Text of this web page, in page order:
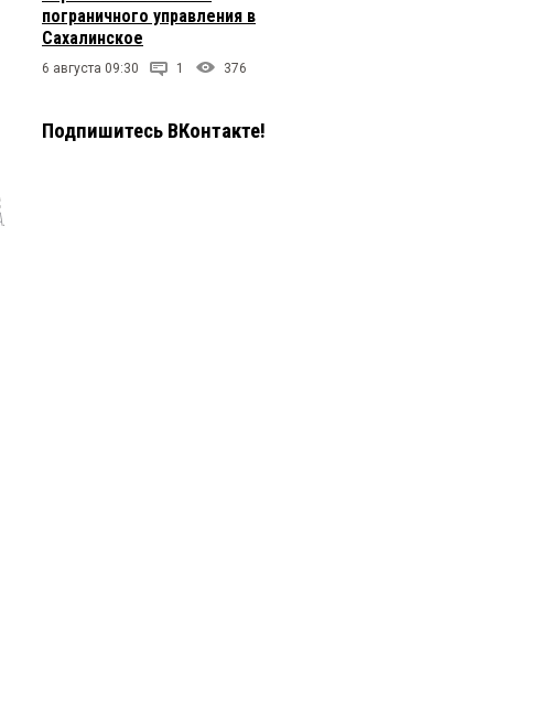
пограничного управления в
Сахалинское
6 августа 09:30 1 376
Подпишитесь ВКонтакте!